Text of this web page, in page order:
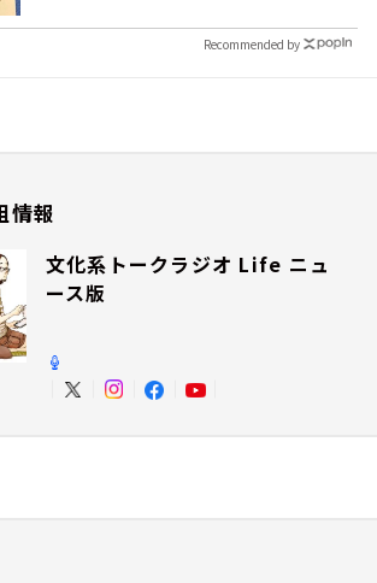
Recommended by
情報
文化系トークラジオ Life ニュ
ース版